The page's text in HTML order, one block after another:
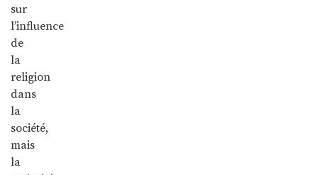
sur
l’influence
de
la
religion
dans
la
société,
mais
la